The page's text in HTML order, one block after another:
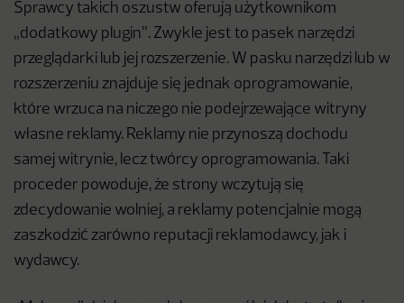
Sprawcy takich oszustw oferują użytkownikom
„dodatkowy plugin”. Zwykle jest to pasek narzędzi
przeglądarki lub jej rozszerzenie. W pasku narzędzi lub w
rozszerzeniu znajduje się jednak oprogramowanie,
które wrzuca na niczego nie podejrzewające witryny
własne reklamy. Reklamy nie przynoszą dochodu
samej witrynie, lecz twórcy oprogramowania. Taki
proceder powoduje, że strony wczytują się
zdecydowanie wolniej, a reklamy potencjalnie mogą
zaszkodzić zarówno reputacji reklamodawcy, jak i
wydawcy.